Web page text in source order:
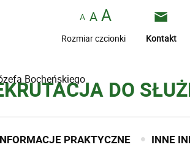
Bocheńskiego
Rozmiar czcionki Kontakt
DO
PRAKTYCZNE INNE